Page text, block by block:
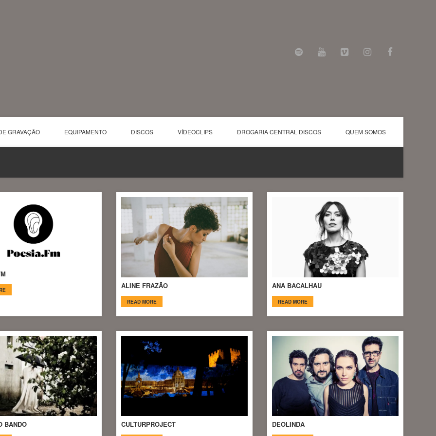
GRAVAÇÃO EQUIPAMENTO DISCOS VÍDEOCLIPS DROGARIA CENTRAL DISCOS QUEM SOMOS
ALINE FRAZÃO
READ MORE
ANA BACALHAU
READ MORE
BANDO CULTURPROJECT DEOLINDA